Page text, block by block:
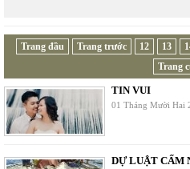
Trang đầu Trang trước 12 13
Trang
TIN VUI
01 Tháng Mười Hai
DỰ LUẬT CẤM